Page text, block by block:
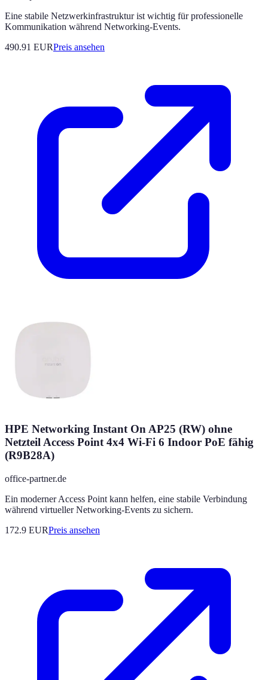
Eine stabile Netzwerkinfrastruktur ist wichtig für professionelle
Kommunikation während Networking-Events.
490.91 EURPreis ansehen
HPE Networking Instant On AP25 (RW) ohne
Netzteil Access Point 4x4 Wi-Fi 6 Indoor PoE fähig
(R9B28A)
office-partner.de
Ein moderner Access Point kann helfen, eine stabile Verbindung
während virtueller Networking-Events zu sichern.
172.9 EURPreis ansehen